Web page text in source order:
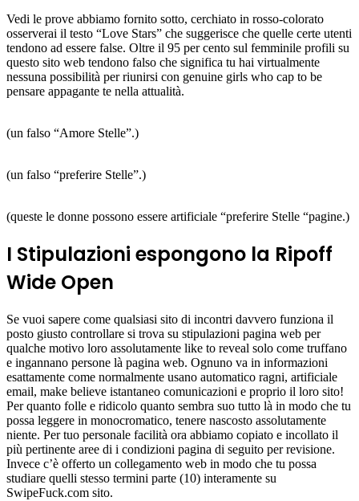
Vedi le prove abbiamo fornito sotto, cerchiato in rosso-colorato
osserverai il testo “Love Stars” che suggerisce che quelle certe utenti
tendono ad essere false. Oltre il 95 per cento sul femminile profili su
questo sito web tendono falso che significa tu hai virtualmente
nessuna possibilità per riunirsi con genuine girls who cap to be
pensare appagante te nella attualità.
(un falso “Amore Stelle”.)
(un falso “preferire Stelle”.)
(queste le donne possono essere artificiale “preferire Stelle “pagine.)
I Stipulazioni espongono la Ripoff
Wide Open
Se vuoi sapere come qualsiasi sito di incontri davvero funziona il
posto giusto controllare si trova su stipulazioni pagina web per
qualche motivo loro assolutamente like to reveal solo come truffano
e ingannano persone là pagina web. Ognuno va in informazioni
esattamente come normalmente usano automatico ragni, artificiale
email, make believe istantaneo comunicazioni e proprio il loro sito!
Per quanto folle e ridicolo quanto sembra suo tutto là in modo che tu
possa leggere in monocromatico, tenere nascosto assolutamente
niente. Per tuo personale facilità ora abbiamo copiato e incollato il
più pertinente aree di i condizioni pagina di seguito per revisione.
Invece c’è offerto un collegamento web in modo che tu possa
studiare quelli stesso termini parte (10) interamente su
SwipeFuck.com sito.